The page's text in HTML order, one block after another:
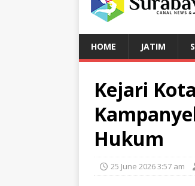
HOME JATIM
Kejari
Hukum
25 June 2026 3:57 am